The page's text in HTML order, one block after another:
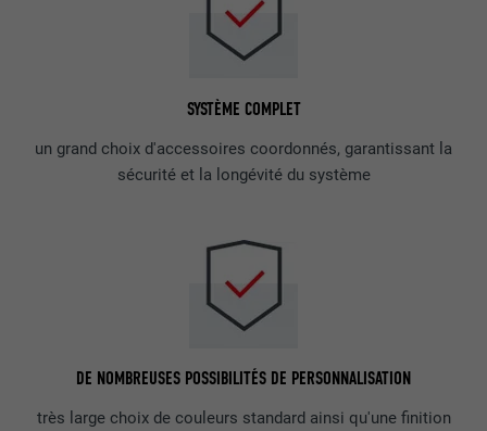
SYSTÈME COMPLET
un grand choix d'accessoires coordonnés, garantissant la
sécurité et la longévité du système
DE NOMBREUSES POSSIBILITÉS DE PERSONNALISATION
très large choix de couleurs standard ainsi qu'une finition